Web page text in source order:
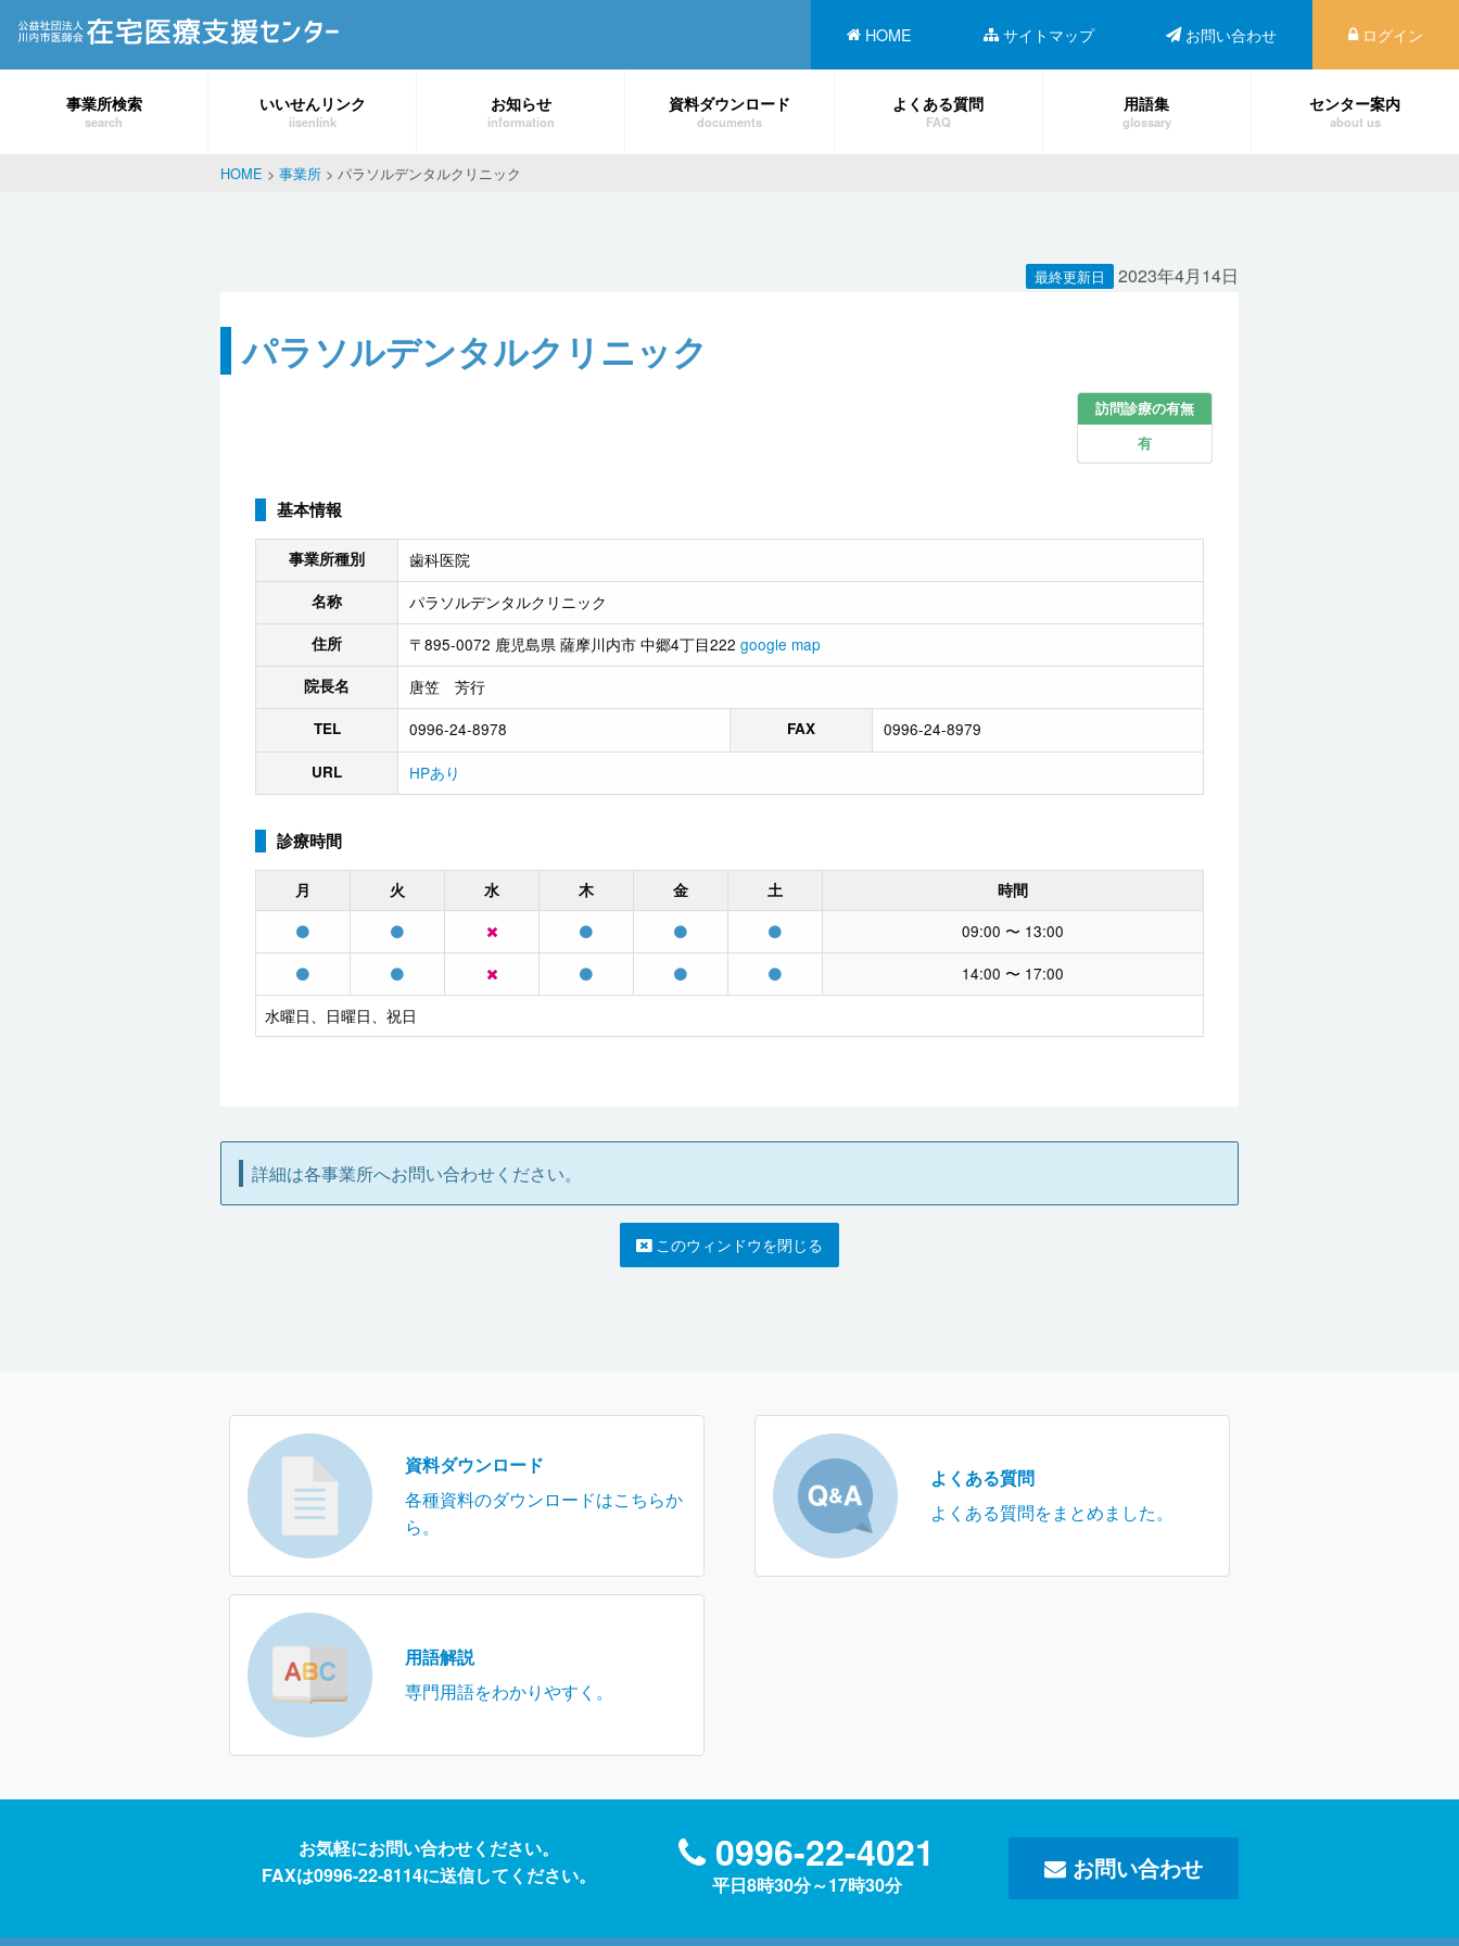
HOME サイトマップ お問い合わせ ログイン
事業所検索
search
いいせんリンク
iisenlink
お知らせ
information
資料ダウンロード
documents
よくある質問
FAQ
用語集
glossary
センター案内
about us
HOME > 事業所 > パラソルデンタルクリニック
最終更新日 2023年4月14日
パラソルデンタルクリニック
訪問診療の有無
有
基本情報
事業所種別 歯科医院
名称 パラソルデンタルクリニック
住所 〒895-0072 鹿児島県 薩摩川内市 中郷4丁目222 google map
院長名 唐笠 芳行
TEL 0996-24-8978 FAX 0996-24-8979
URL HPあり
診療時間
月 火 水 木 金 土 時間
09:00 〜 13:00
14:00 〜 17:00
水曜日、日曜日、祝日
詳細は各事業所へお問い合わせください。
このウィンドウを閉じる
資料ダウンロード
各種資料のダウンロードはこちらか
ら。
よくある質問
よくある質問をまとめました。
用語解説
専門用語をわかりやすく。
お気軽にお問い合わせください。
FAXは0996-22-8114に送信してください。
0996-22-4021
平日8時30分～17時30分
お問い合わせ